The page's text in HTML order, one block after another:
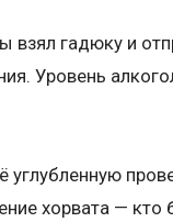
гадюку и
Уровень
углубленную
хорвата — кто